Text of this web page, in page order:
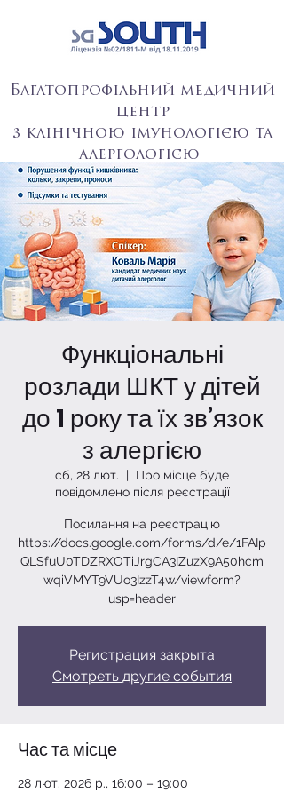
Багатопрофільний медичний
центр
з клінічною імунологією та
алергологією
Функціональні
розлади ШКТ у дітей
до 1 року та їх зв’язок
з алергією
сб, 28 лют.
  |
Про місце буде
повідомлено після реєстрації
Посилання на реєстрацію
https://docs.google.com/forms/d/e/1FAIp
QLSfuU0TDZRXOTiJrgCA3IZuzX9A50hcm
wqiVMYT9VUo3IzzT4w/viewform?
usp=header
Регистрация закрыта
Смотреть другие события
Час та місце
28 лют. 2026 р., 16:00 – 19:00